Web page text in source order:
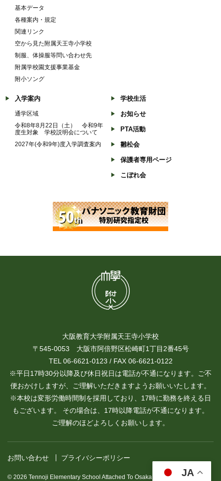
基本データ
各種案内・規定
関連リンク
空から見た附属天王寺小学校
制服、体操服等問い合わせ先
附属学校園支援事業基金
附小ソング
入学案内
通学区域
令和8年8月22日（土） 令和9年
度生対象 学校説明会について
2027年(令和9年)度入学調査案内
学校生活
お知らせ
PTA活動
雛松会
保護者専用ページ
こぼれ会
大阪教育大学附属天王寺小学校
〒545-0053 大阪市阿倍野区松崎町1丁目2番45号
TEL 06-6621-0123 / FAX 06-6621-0122
※平日17時30分以降及び休日祝日は電話が不通になります。ご不
便おかけしますが、ご理解いただきますようお願いいたします。
※本校は変形労働時間制を採用しており、17時に勤務を終える日
もございます。 その場合は、17時以降電話が不通になります。
ご理解のほどよろしくお願いします。
お問い合わせ プライバシーポリシー
© 2026 Tennoji Elementary School Attached To Osaka Kyoiku University.
JA